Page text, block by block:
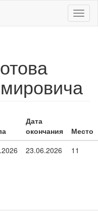
Дата
окончания
Место
23.06.2026 11